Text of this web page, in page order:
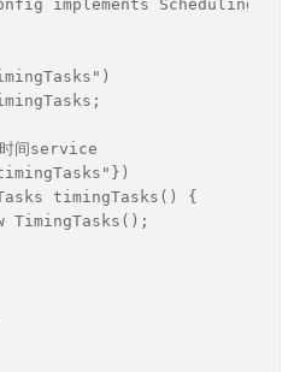
implements
间service
timingTasks() {
TimingTasks();